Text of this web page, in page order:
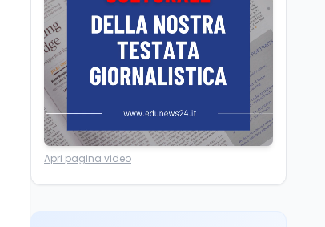
Sud triplica
Cultura6 ago
Francesco Guccini si è
spento a Pàvana: addio
Ricerca6 ago
Un secolo di Warburg: il
Apri pagina video